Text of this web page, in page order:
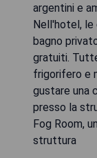
argentini e
Nell'hotel, le
bagno
gratuiti.
frigorifero e
gustare una
presso la
Fog Room,
struttura